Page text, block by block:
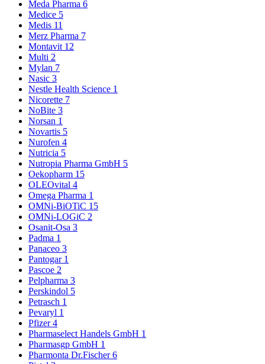
Meda Pharma 6
Medice 5
Medis 11
Merz Pharma 7
Montavit 12
Multi 2
Mylan 7
Nasic 3
Nestle Health Science 1
Nicorette 7
NoBite 3
Norsan 1
Novartis 5
Nurofen 4
Nutricia 5
Nutropia Pharma GmbH 5
Oekopharm 15
OLEOvital 4
Omega Pharma 1
OMNi-BiOTiC 15
OMNi-LOGiC 2
Osanit-Osa 3
Padma 1
Panaceo 3
Pantogar 1
Pascoe 2
Pelpharma 3
Perskindol 5
Petrasch 1
Pevaryl 1
Pfizer4
Pharmaselect Handels GmbH 1
Pharmasgp GmbH 1
Pharmonta Dr.Fischer6